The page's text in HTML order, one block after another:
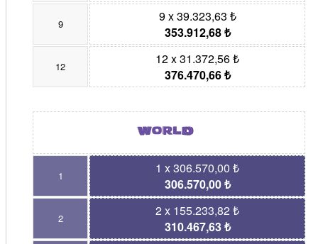
9
9 x 39.323,63 ₺
353.912,68 ₺
12
12 x 31.372,56 ₺
376.470,66 ₺
1
1 x 306.570,00 ₺
306.570,00 ₺
2
2 x 155.233,82 ₺
310.467,63 ₺